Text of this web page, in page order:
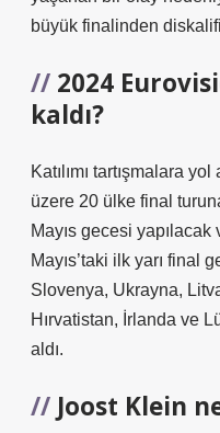
büyük finalinden
2024
kaldı?
Katılımı tartışmalara
üzere 20 ülke final
Mayıs gecesi
Mayıs’taki ilk yarı final
Slovenya, Ukrayna,
Hırvatistan, İrlanda ve
aldı.
Joost Klein